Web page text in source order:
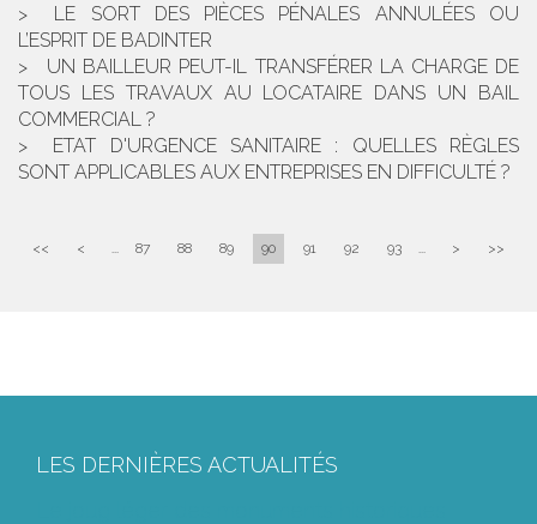
LE SORT DES PIÈCES PÉNALES ANNULÉES OU
L’ESPRIT DE BADINTER
UN BAILLEUR PEUT-IL TRANSFÉRER LA CHARGE DE
TOUS LES TRAVAUX AU LOCATAIRE DANS UN BAIL
COMMERCIAL ?
ETAT D'URGENCE SANITAIRE : QUELLES RÈGLES
SONT APPLICABLES AUX ENTREPRISES EN DIFFICULTÉ ?
<< < ... 87 88 89 90 91 92 93 ... > >>
LES DERNIÈRES ACTUALITÉS